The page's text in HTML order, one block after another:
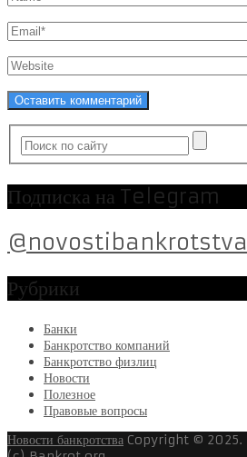
Подписка на Telegram
@novostibankrotstva
Рубрики
Банки
Банкротство компаний
Банкротство физлиц
Новости
Полезное
Правовые вопросы
Новости банкротства Copyright © 2025.